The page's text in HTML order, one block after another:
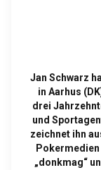
Jan Schwarz
in Aarhus
drei
und
zeichnet ihn
„donkmag“